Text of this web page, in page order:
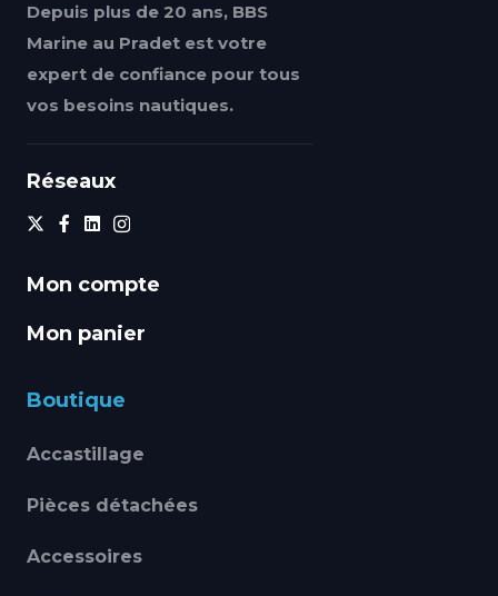
Depuis plus de 20 ans, BBS
Marine au Pradet est votre
expert de confiance pour tous
vos besoins nautiques.
Réseaux
Mon compte
Mon panier
Boutique
Accastillage
Pièces détachées
Accessoires